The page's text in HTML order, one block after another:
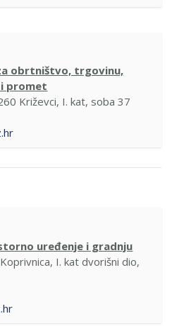
obrtništvo, trgovinu,
promet
Križevci, I. kat, soba 37
uređenje i gradnju
I. kat dvorišni dio,